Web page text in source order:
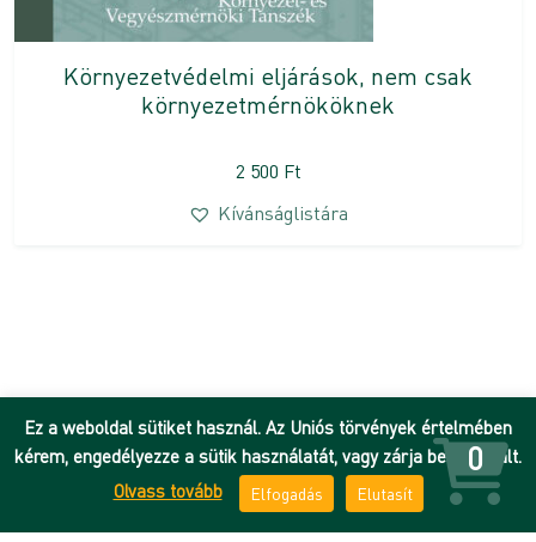
Környezetvédelmi eljárások, nem csak
környezetmérnököknek
2 500 Ft
Kívánságlistára
Ez a weboldal sütiket használ. Az Uniós törvények értelmében
kérem, engedélyezze a sütik használatát, vagy zárja be az oldalt.
Olvass tovább
Elfogadás Elutasít
0